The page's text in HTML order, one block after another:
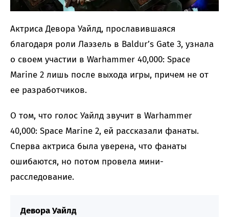
Актриса Девора Уайлд, прославившаяся
благодаря роли Лаэзель в Baldur’s Gate 3, узнала
о своем участии в Warhammer 40,000: Space
Marine 2 лишь после выхода игры, причем не от
ее разработчиков.
О том, что голос Уайлд звучит в Warhammer
40,000: Space Marine 2, ей рассказали фанаты.
Сперва актриса была уверена, что фанаты
ошибаются, но потом провела мини-
расследование.
Девора Уайлд